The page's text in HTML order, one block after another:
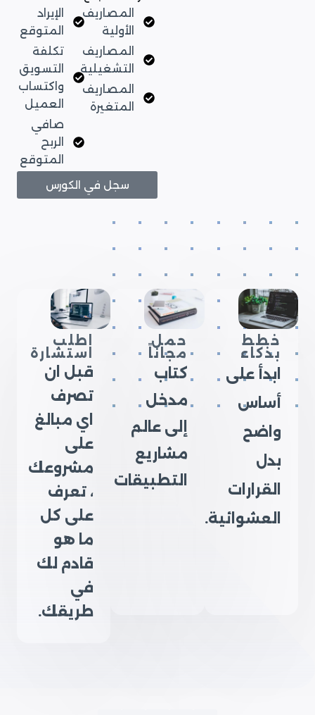
المصاريف
الأولية
المصاريف
التشغيلية
المصاريف
المتغيرة
الإيراد
المتوقع
تكلفة
التسويق
واكتساب
العميل
صافي
الربح
المتوقع
سجل في الكورس
خطط
بذكاء
ابدأ على
أساس
واضح
بدل
القرارات
العشوائية.
حمل
مجاناً
كتاب
مدخل
إلى عالم
مشاريع
التطبيقات
اطلب
استشارة
قبل ان
تصرف
اي مبالغ
على
مشروعك
، تعرف
على كل
ما هو
قادم لك
في
طريقك.